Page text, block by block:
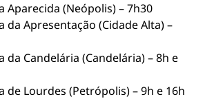
Aparecida (Neópolis) – 7h30
da Apresentação (Cidade Alta) –
da Candelária (Candelária) – 8h e
de Lourdes (Petrópolis) – 9h e 16h